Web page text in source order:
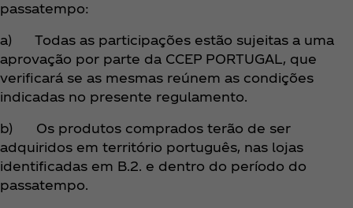
passatempo:
a) Todas as participações estão sujeitas a uma
aprovação por parte da CCEP PORTUGAL, que
verificará se as mesmas reúnem as condições
indicadas no presente regulamento.
b) Os produtos comprados terão de ser
adquiridos em território português, nas lojas
identificadas em B.2. e dentro do período do
passatempo.